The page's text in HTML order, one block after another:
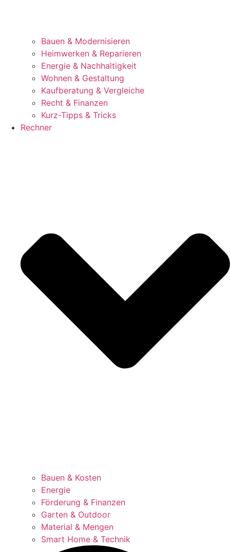
Bauen & Modernisieren
Heimwerken & Reparieren
Energie & Nachhaltigkeit
Wohnen & Gestaltung
Kaufberatung & Vergleiche
Recht & Finanzen
Kurz-Tipps & Tricks
Rechner
Bauen & Kosten
Energie
Förderung & Finanzen
Garten & Outdoor
Material & Mengen
Smart Home & Technik